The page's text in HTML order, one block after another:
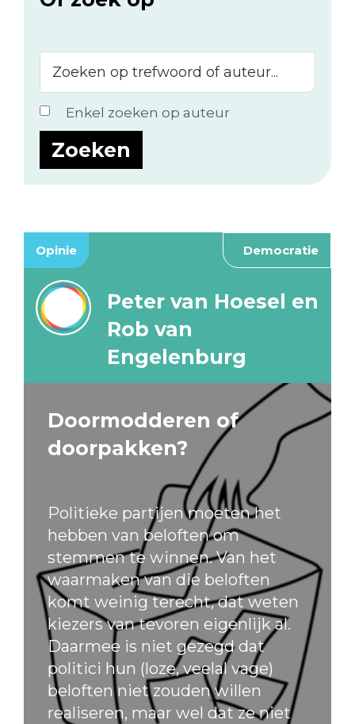
op
trefwoord
of
auteur...
Enkel zoeken op auteur
Opinie Democratie
Peter van Hoesel en
Rob van
Engelenburg
Doormodderen of
doorpakken?
Politieke partijen moeten het
hebben van beloften om
stemmen te winnen. Van het
waarmaken van die beloften
komt weinig terecht, dat weten
kiezers van tevoren eigenlijk al.
Daarmee is niet gezegd dat
politici hun (loze, veelal vage)
beloften niet zouden willen
realiseren, maar wel dat ze niet